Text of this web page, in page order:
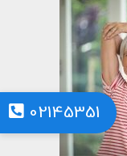
02145351